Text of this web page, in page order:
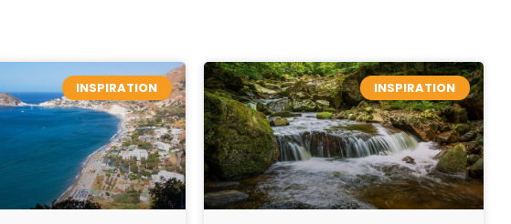
INSPIRATION INSPIRATION